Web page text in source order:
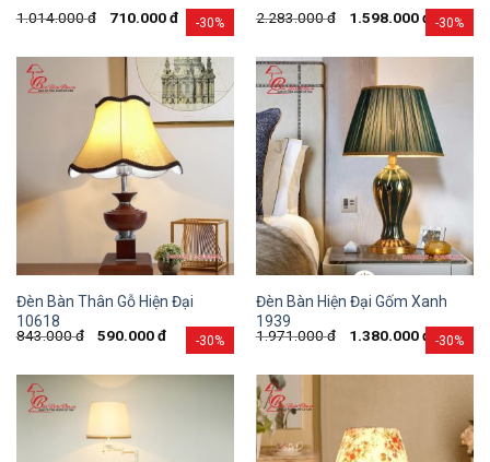
-30%
1.014.000đ 710.000đ -30%
2.283.000đ 1.598.000đ
-30%
Đèn Bàn Thân Gỗ Hiện Đại
10618
843.000đ 590.000đ -30%
Đèn Bàn Hiện Đại Gốm Xanh
1939
1.971.000đ 1.380.000đ